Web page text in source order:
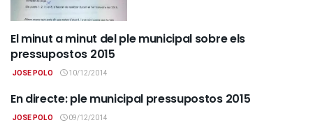
DIRECTES
El minut a minut del ple municipal sobre els
pressupostos 2015
JOSE POLO 10/12/2014
DIRECTES
En directe: ple municipal pressupostos 2015
JOSE POLO 09/12/2014